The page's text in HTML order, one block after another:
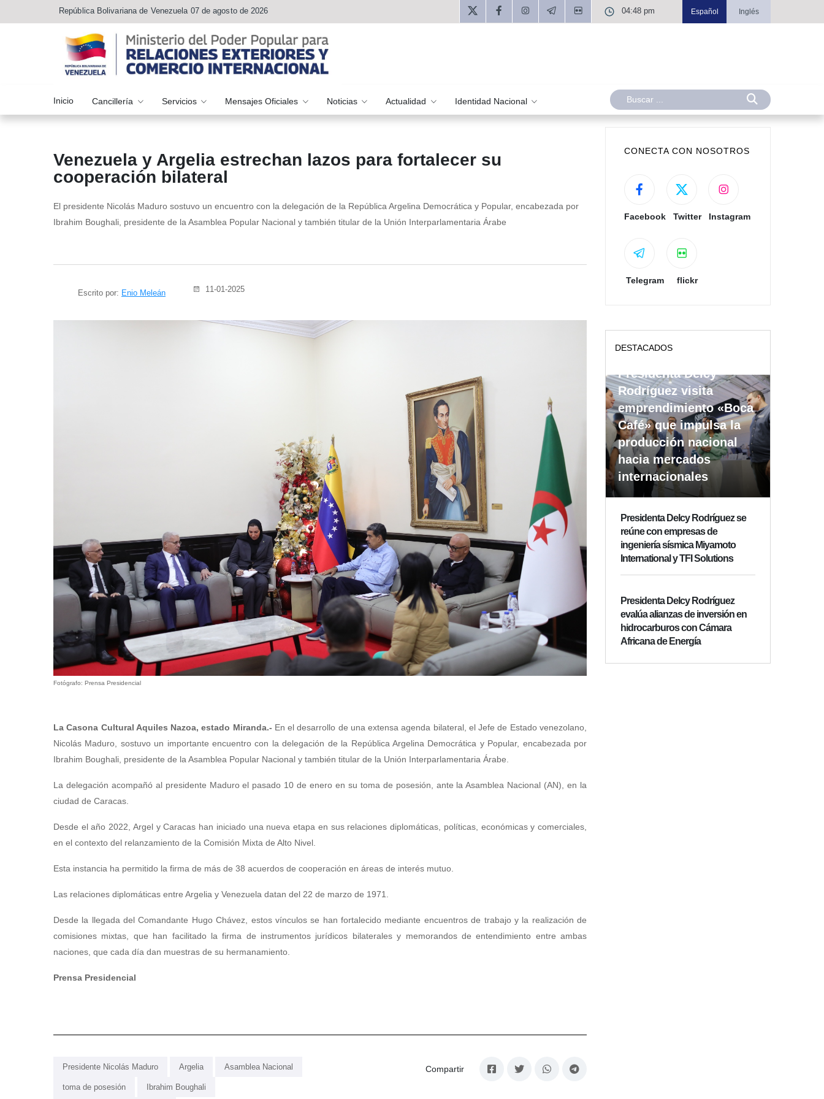
República Bolivariana de Venezuela 07 de agosto de 2026 04:48 pm Español Inglés
Inicio Cancillería Servicios Mensajes Oficiales Noticias Actualidad Identidad Nacional
Venezuela y Argelia estrechan lazos para fortalecer su
cooperación bilateral
El presidente Nicolás Maduro sostuvo un encuentro con la delegación de la República Argelina Democrática y Popular, encabezada por
Ibrahim Boughali, presidente de la Asamblea Popular Nacional y también titular de la Unión Interparlamentaria Árabe
Escrito por: Enio Meleán 11-01-2025
Fotógrafo: Prensa Presidencial
La Casona Cultural Aquiles Nazoa, estado Miranda.- En el desarrollo de una extensa agenda bilateral, el Jefe de Estado venezolano,
Nicolás Maduro, sostuvo un importante encuentro con la delegación de la República Argelina Democrática y Popular, encabezada por
Ibrahim Boughali, presidente de la Asamblea Popular Nacional y también titular de la Unión Interparlamentaria Árabe.
La delegación acompañó al presidente Maduro el pasado 10 de enero en su toma de posesión, ante la Asamblea Nacional (AN), en la
ciudad de Caracas.
Desde el año 2022, Argel y Caracas han iniciado una nueva etapa en sus relaciones diplomáticas, políticas, económicas y comerciales,
en el contexto del relanzamiento de la Comisión Mixta de Alto Nivel.
Esta instancia ha permitido la firma de más de 38 acuerdos de cooperación en áreas de interés mutuo.
Las relaciones diplomáticas entre Argelia y Venezuela datan del 22 de marzo de 1971.
Desde la llegada del Comandante Hugo Chávez, estos vínculos se han fortalecido mediante encuentros de trabajo y la realización de
comisiones mixtas, que han facilitado la firma de instrumentos jurídicos bilaterales y memorandos de entendimiento entre ambas
naciones, que cada día dan muestras de su hermanamiento.
Prensa Presidencial
Presidente Nicolás Maduro Argelia Asamblea Nacional
toma de posesión Ibrahim Boughali
Compartir
CONECTA CON NOSOTROS
Facebook Twitter Instagram
Telegram flickr
DESTACADOS
Presidenta Delcy
Rodríguez visita
emprendimiento «Boca
Café» que impulsa la
producción nacional
hacia mercados
internacionales
Presidenta Delcy Rodríguez se
reúne con empresas de
ingeniería sísmica Miyamoto
International y TFI Solutions
Presidenta Delcy Rodríguez
evalúa alianzas de inversión en
hidrocarburos con Cámara
Africana de Energía